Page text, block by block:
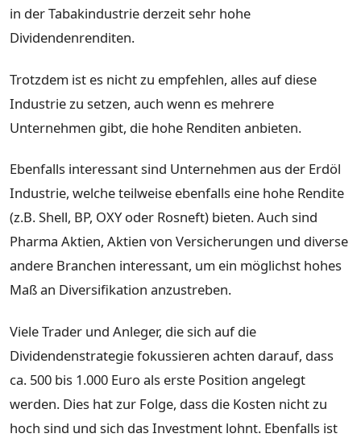
in der Tabakindustrie derzeit sehr hohe
Dividendenrenditen.
Trotzdem ist es nicht zu empfehlen, alles auf diese
Industrie zu setzen, auch wenn es mehrere
Unternehmen gibt, die hohe Renditen anbieten.
Ebenfalls interessant sind Unternehmen aus der Erdöl
Industrie, welche teilweise ebenfalls eine hohe Rendite
(z.B. Shell, BP, OXY oder Rosneft) bieten. Auch sind
Pharma Aktien, Aktien von Versicherungen und diverse
andere Branchen interessant, um ein möglichst hohes
Maß an Diversifikation anzustreben.
Viele Trader und Anleger, die sich auf die
Dividendenstrategie fokussieren achten darauf, dass
ca. 500 bis 1.000 Euro als erste Position angelegt
werden. Dies hat zur Folge, dass die Kosten nicht zu
hoch sind und sich das Investment lohnt. Ebenfalls ist